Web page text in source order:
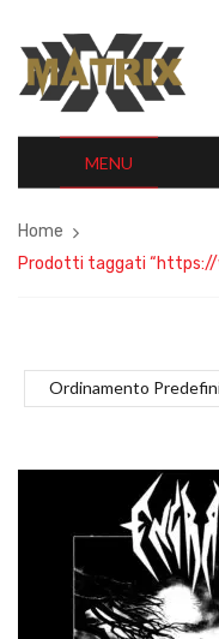
MENU
Home
Prodotti taggati
Ordinamento